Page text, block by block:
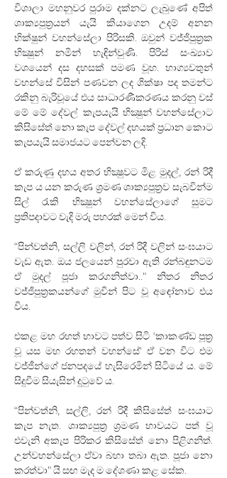
විශාලා මහනුවර පුරාම දක්නට ලැබුණේ අපිත්
ශාක්‍යපුත්‍රයන් යැයි කියාගෙන උදම් අනන
භික්ෂුන් වහන්සේලා පිරිසකි. ඔවුන් වජ්ජිපුත්‍රක
භික්‍ෂුන් නමින් හැඳින්වුණි. පිරිස් සංඛ්‍යාව
වශයෙන් දස දහසක් පමණ වූහ. භාග්‍යවතුන්
වහන්සේ විසින් පණවන ලද ශික්ෂා පද තමන්ට
රකිනු බැරිවූයේ එය සාධාරණීකරණය කරනු වස්
මේ මේ දේවල් කැපයැයි භික්‍ෂුන් වහන්සේලාට
කිසිසේත් නො කැප දේවල් දහයක් ප්‍රධාන කොට
කැපයැයි සමාජයට පෙන්වන ලදි.
ඒ කරුණු දහය අතර භික්‍ෂුවට මිළ මුදල්, රන් රිදී
කැප ය යන කරුණ ශ්‍රමණ ශාක්‍යපුත්‍රව සැබවින්ම
සිල් රැකි භික්‍ෂුන් වහන්සේලාගේ සුමට
ප්‍රතිපදාවට වැදි මරු පහරක් මෙන් විය.
“පින්වත්නි, සල්ලි වලින්, රන් රිදී වලින් සංඝයාට
වැඩ ඇත. ඔය ජලයෙන් පුරවා ඇති රන්බඳුනටම
ඒ මුදල් පූජා කරගනිත්වා..” නිතර නිතර
වජ්ජිපුත්‍රකයන්ගේ මුවින් පිට වූ අඳෝනාව එය
විය.
එකළ මහ රහත් භාවට පත්ව සිටි ‘කාකණ්ඩ පූත්‍ර
වූ යස මහ රහතන් වහන්සේ’ ඒ වන විට එම
වජ්ජීන්ගේ ජනපදයේ හැසිරෙමින් සිටියේ ය. මේ
සිදුවීම සියැසින් දුටුවේ ය.
“පින්වත්නි, සල්ලි, රන් රිදී කිසිසේත් සංඝයාට
කැප නැත. ශාක්‍යපුත්‍ර ශ්‍රමණ භාවයට පත් වූ
එවැනි අකැප පිරිකර කිසිසේත් නො පිළිගනිත්.
උන්වහන්සේලා ඒවා බහා තබා ඇත. පූජා නො
කරත්වා” යි සඟ මැද ම දේශණා කළ සේක.